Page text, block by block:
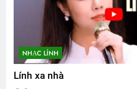
NHẠC LÍNH
Lính xa nhà